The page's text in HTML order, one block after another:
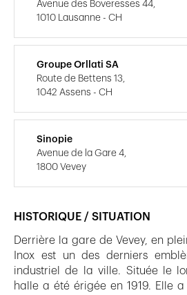
HISTORIQUE / SITUATION
Derrière la gare de Vevey, en
Inox est un des derniers
industriel de la ville. Située le
halle a été érigée en 1919. Elle
Avenue des Boveresses 44,
1010 Lausanne - CH
Groupe Orllati SA
Route de Bettens 13,
1042 Assens - CH
Sinopie
Avenue de la Gare 4,
1800 Vevey